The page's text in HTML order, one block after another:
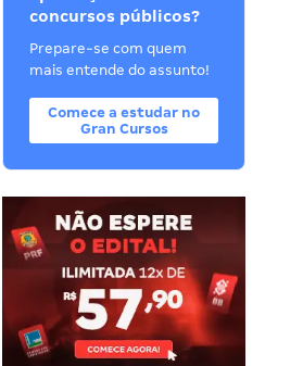
concursos públicos?
Prepare-se com quem
mais entende do assunto!
Comece a estudar no
Gran Cursos